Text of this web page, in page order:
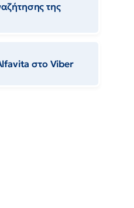
της
στο Viber